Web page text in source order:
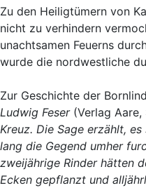
Zu den Heiligtümern von
nicht zu verhindern
unachtsamen Feuerns
wurde die nordwestliche
Zur Geschichte der
Ludwig Feser(Verlag Aare,
Kreuz. Die Sage erzählt,
lang die Gegend umher
zweijährige Rinder hätten
Ecken gepflanzt und